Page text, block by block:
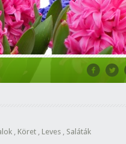
, Köret , Leves , Saláták